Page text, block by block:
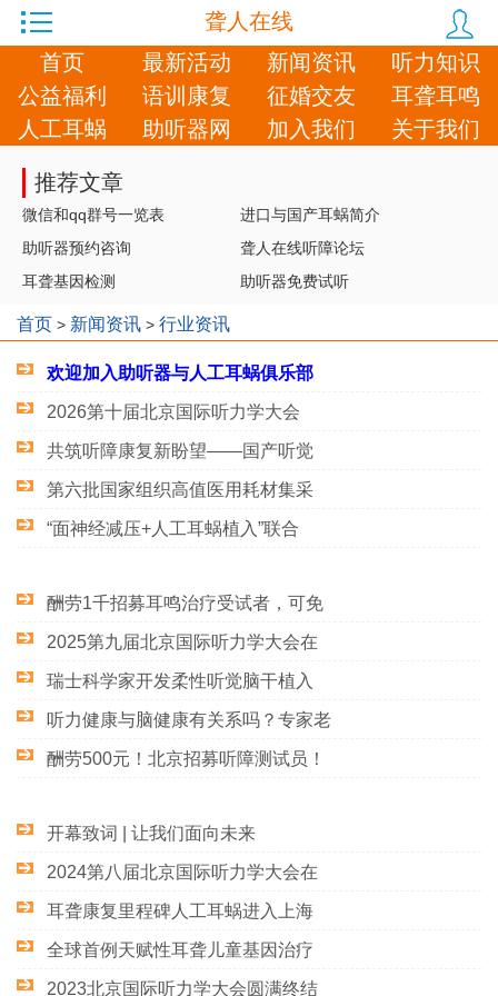
聋人在线
首页
最新活动 新闻资讯
听力知识
公益福利
语训康复 征婚交友
耳聋耳鸣
人工耳蜗
助听器网 加入我们 关于我们
推荐文章
微信和qq群号一览表
进口与国产耳蜗简介
助听器预约咨询
聋人在线听障论坛
耳聋基因检测
助听器免费试听
首页 > 新闻资讯 > 行业资讯
欢迎加入助听器与人工耳蜗俱乐部
​2026第十届北京国际听力学大会
共筑听障康复新盼望——国产听觉
第六批国家组织高值医用耗材集采
“面神经减压+人工耳蜗植入”联合
酬劳1千招募耳鸣治疗受试者，可免
2025第九届北京国际听力学大会在
瑞士科学家开发柔性听觉脑干植入
听力健康与脑健康有关系吗？专家老
酬劳500元！北京招募听障测试员！
开幕致词 | 让我们面向未来
2024第八届北京国际听力学大会在
耳聋康复里程碑人工耳蜗进入上海
全球首例天赋性耳聋儿童基因治疗
2023北京国际听力学大会圆满终结